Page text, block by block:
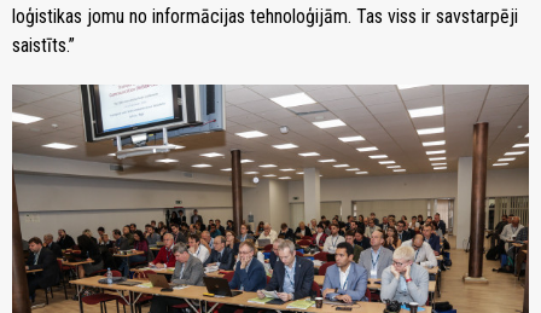
loģistikas jomu no informācijas tehnoloģijām. Tas viss ir savstarpēji
saistīts.”